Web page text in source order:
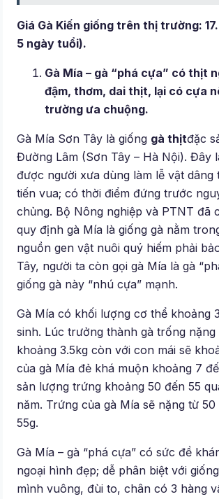
Giá Gà Kiến giống trên thị trường:
5 ngày tuổi).
Gà Mía – gà “phá cựa” có thịt
đậm, thơm, dai thịt, lại có cựa
trường ưa chuộng.
Gà Mía Sơn Tây là giống gà thịtđặc
Đường Lâm (Sơn Tây – Hà Nội). Đây
được người xưa dùng làm lễ vật dâng
tiến vua; có thời điểm đứng trước
chủng. Bộ Nông nghiệp và PTNT đã
quy định gà Mía là giống gà nằm
nguồn gen vật nuôi quý hiếm phải
Tây, người ta còn gọi gà Mía là gà
giống gà này “nhú cựa” mạnh.
Gà Mía có khối lượng cơ thể khoảng
sinh. Lúc trưởng thành gà trống nặng
khoảng 3.5kg còn với con mái sẽ
của gà Mía đẻ khá muộn khoảng 7
sản lượng trứng khoảng 50 đến 55
năm. Trứng của gà Mía sẽ nặng từ
55g.
Gà Mía – gà “phá cựa” có sức đề
ngoại hình đẹp; dễ phân biệt với
mình vuông, đùi to, chân có 3 hàng